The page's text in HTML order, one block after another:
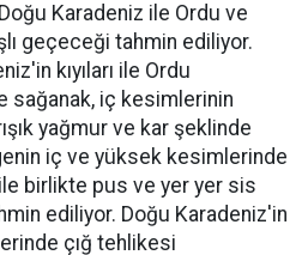
Karadeniz ile Ordu ve
geçeceği tahmin ediliyor.
kıyıları ile Ordu
sağanak, iç kesimlerinin
yağmur ve kar şeklinde
iç ve yüksek kesimlerinde
birlikte pus ve yer yer sis
ediliyor. Doğu Karadeniz'in
çığ tehlikesi